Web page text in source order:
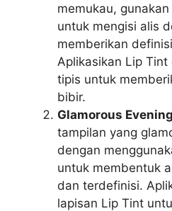
memukau,
untuk mengisi alis
memberikan
Aplikasikan Lip
tipis untuk
bibir.
Glamorous
tampilan yang
dengan
untuk membentuk
dan terdefinisi.
lapisan Lip Tint